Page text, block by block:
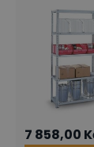
7 858,00